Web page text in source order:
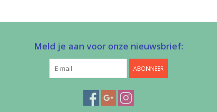
Meld je aan voor onze nieuwsbrief:
ABONNEER